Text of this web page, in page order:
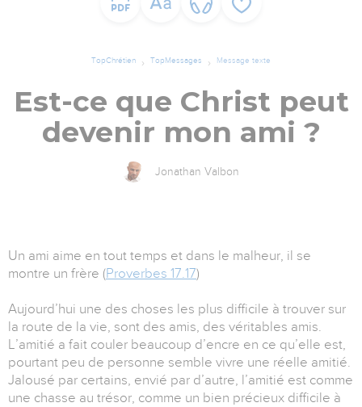
TopChrétien TopMessages Message texte
Est-ce que Christ peut
devenir mon ami ?
Jonathan Valbon
Un ami aime en tout temps et dans le malheur, il se
montre un frère (Proverbes 17.17)
Aujourd’hui une des choses les plus difficile à trouver sur
la route de la vie, sont des amis, des véritables amis.
L’amitié a fait couler beaucoup d’encre en ce qu’elle est,
pourtant peu de personne semble vivre une réelle amitié.
Jalousé par certains, envié par d’autre, l’amitié est comme
une chasse au trésor, comme un bien précieux difficile à